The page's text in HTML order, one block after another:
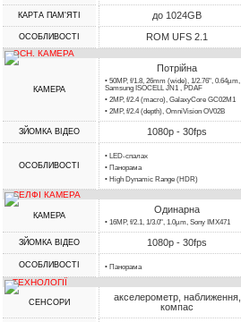
КАРТА ПАМ'ЯТІ до 1024GB
ОСОБЛИВОСТІ ROM UFS 2.1
ОСН. КАМЕРА
КАМЕРА
Потрійна
• 50MP, f/1.8, 26mm (wide), 1/2.76", 0.64µm,
Samsung ISOCELL JN1 , PDAF
• 2MP, f/2.4 (macro), GalaxyCore GC02M1
• 2MP, f/2.4 (depth), OmniVision OV02B
ЗЙОМКА ВІДЕО 1080p - 30fps
ОСОБЛИВОСТІ
• LED-спалах
• Панорама
• High Dynamic Range (HDR)
СЕЛФІ КАМЕРА
КАМЕРА
Одинарна
• 16MP, f/2.1, 1/3.0", 1.0µm, Sony IMX471
ЗЙОМКА ВІДЕО 1080p - 30fps
ОСОБЛИВОСТІ • Панорама
ТЕХНОЛОГІЇ
СЕНСОРИ
акселерометр, наближення,
компас